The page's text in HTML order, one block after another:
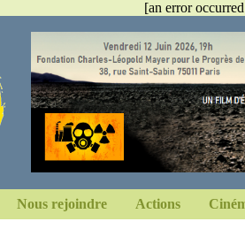
[an error
Nous rejoindre Actions